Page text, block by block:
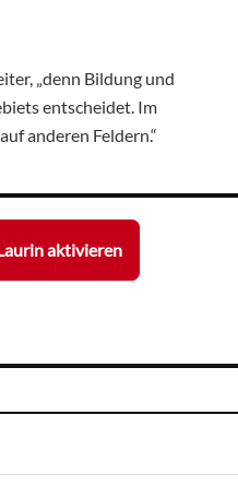
„denn Bildung und
entscheidet. Im
anderen Feldern.“
aktivieren